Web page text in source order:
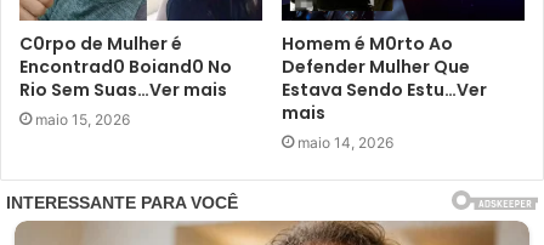
C0rpo de Mulher é
Encontrad0 Boiand0 No
Rio Sem Suas…Ver mais
maio 15, 2026
Homem é M0rto Ao
Defender Mulher Que
Estava Sendo Estu…Ver
mais
maio 14, 2026